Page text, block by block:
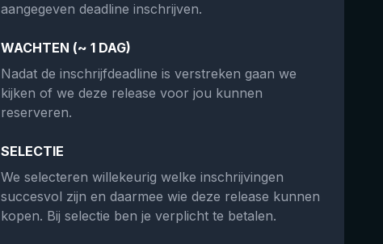
aangegeven deadline inschrijven.
WACHTEN (~ 1 DAG)
Nadat de inschrijfdeadline is verstreken gaan we
kijken of we deze release voor jou kunnen
reserveren.
SELECTIE
We selecteren willekeurig welke inschrijvingen
succesvol zijn en daarmee wie deze release kunnen
kopen. Bij selectie ben je verplicht te betalen.